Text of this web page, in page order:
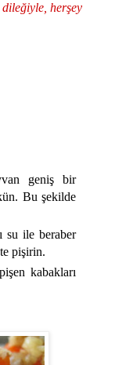
dileğiyle, herşey
geniş bir
Bu şekilde
su ile beraber
pişirin.
kabakları